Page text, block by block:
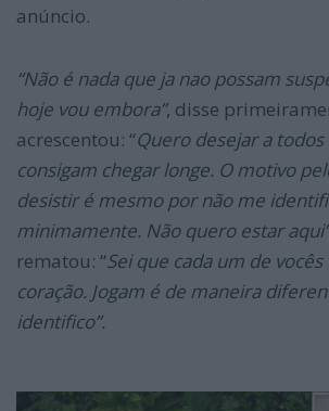
anúncio.
“Não é nada que ja nao possam
hoje vou embora”, disse
acrescentou: “Quero desejar a
consigam chegar longe. O motivo
desistir é mesmo por não me
minimamente. Não quero estar
rematou: “Sei que cada um de
coração. Jogam é de maneira
identifico”.